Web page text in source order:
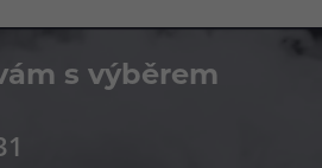
s výběrem